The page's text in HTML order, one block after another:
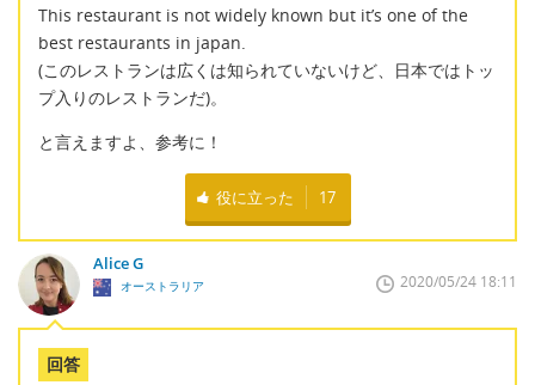
This restaurant is not widely known but it’s one of the
best restaurants in japan.
(このレストランは広くは知られていないけど、日本ではトッ
プ入りのレストランだ)。
と言えますよ、参考に！
役に立った 17
Alice G
オーストラリア 2020/05/24 18:11
回答